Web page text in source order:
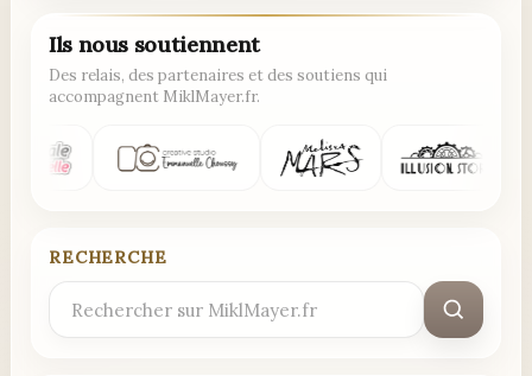
Ils nous soutiennent
Des relais, des partenaires et des soutiens qui
accompagnent MiklMayer.fr.
RECHERCHE
Rechercher